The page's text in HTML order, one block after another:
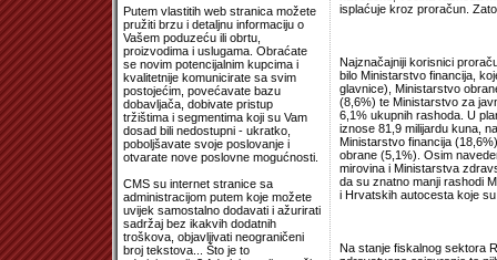
Putem vlastitih web stranica možete
pružiti brzu i detaljnu informaciju o
Vašem poduzeću ili obrtu,
proizvodima i uslugama. Obraćate
se novim potencijalnim kupcima i
kvalitetnije komunicirate sa svim
postojećim, povećavate bazu
dobavljača, dobivate pristup
tržištima i segmentima koji su Vam
dosad bili nedostupni - ukratko,
poboljšavate svoje poslovanje i
otvarate nove poslovne mogućnosti.
CMS su internet stranice sa
administracijom putem koje možete
uvijek samostalno dodavati i ažurirati
sadržaj bez ikakvih dodatnih
troškova, objavljivati neograničeni
broj tekstova... Što je to
isplaćuje kroz proračun.
Najznačajniji korisnici
bilo Ministarstvo financija,
glavnice), Ministarstvo
(8,6%) te Ministarstvo za
6,1% ukupnih rashoda. U
iznose 81,9 milijardu kuna,
Ministarstvo financija
obrane (5,1%). Osim
mirovina i Ministarstva
da su znatno manji rashodi
i Hrvatskih autocesta koje
Na stanje fiskalnog sektora